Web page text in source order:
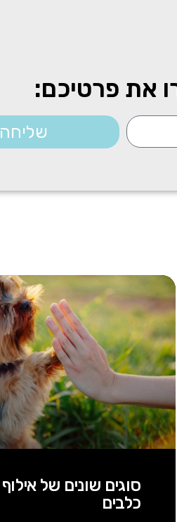
את פרטיכם:
שליחה
סוגים שונים של אילוף
כלבים